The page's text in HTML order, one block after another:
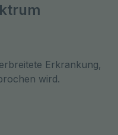
Erkrankung,
wird.